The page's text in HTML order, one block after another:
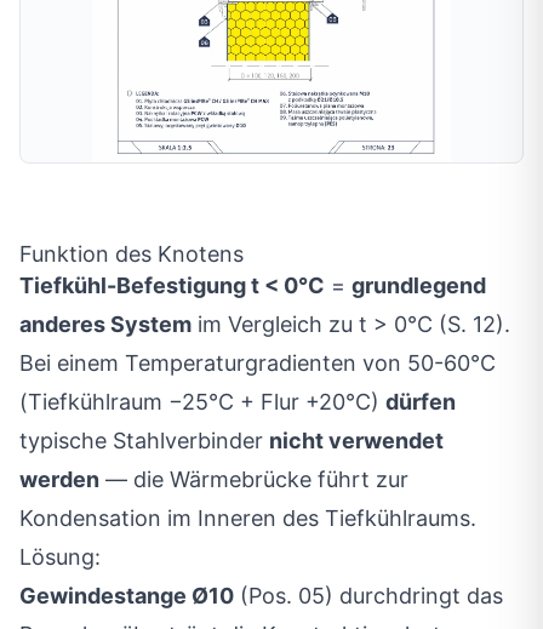
Funktion des Knotens
Tiefkühl-Befestigung t < 0°C = grundlegend
anderes System im Vergleich zu t > 0°C (S. 12).
Bei einem Temperaturgradienten von 50-60°C
(Tiefkühlraum −25°C + Flur +20°C) dürfen
typische Stahlverbinder nicht verwendet
werden — die Wärmebrücke führt zur
Kondensation im Inneren des Tiefkühlraums.
Lösung:
Gewindestange Ø10 (Pos. 05) durchdringt das